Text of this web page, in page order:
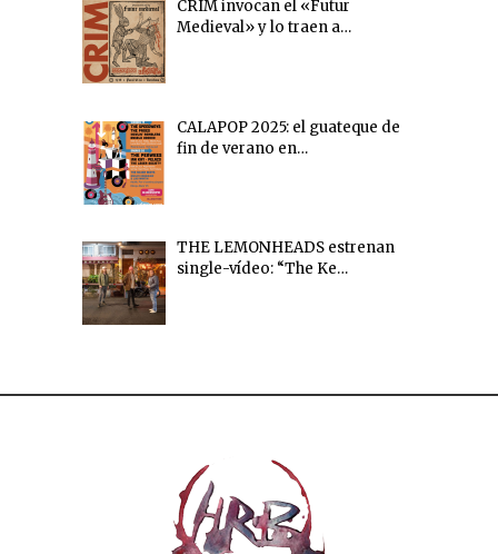
CRIM invocan el «Futur
Medieval» y lo traen a…
CALAPOP 2025: el guateque de
fin de verano en…
THE LEMONHEADS estrenan
single-vídeo: “The Ke…